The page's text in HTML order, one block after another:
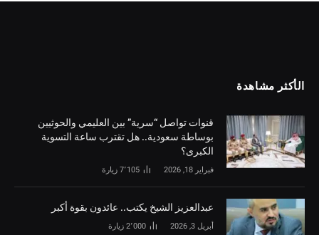
الأكثر مشاهدة
قنوات تواصل “سرية” بين العليمي والحوثيين
بوساطة سعودية.. هل تقترب ساعة التسوية
الكبرى؟
فبراير 18, 2026 7٬105 زيارة
‏عبدالعزيز الشيخ يكتب.. عائدون بقوة أكبر
أبريل 3, 2026 2٬000 زيارة